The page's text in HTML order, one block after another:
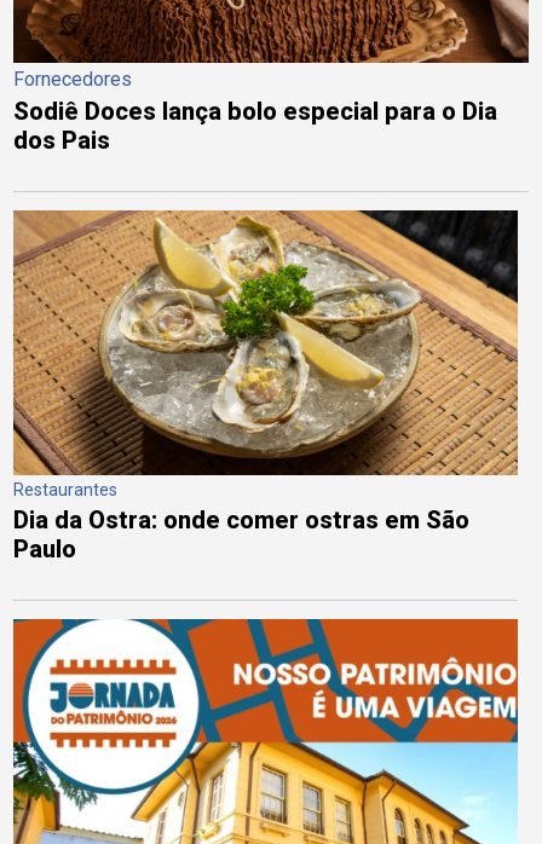
Fornecedores
Sodiê Doces lança bolo especial para o Dia
dos Pais
Restaurantes
Dia da Ostra: onde comer ostras em São
Paulo